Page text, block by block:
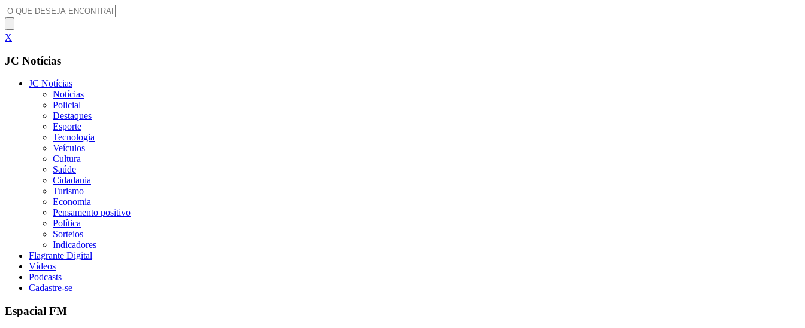
X
JC Notícias
JC Notícias
Notícias
Policial
Destaques
Esporte
Tecnologia
Veículos
Cultura
Saúde
Cidadania
Turismo
Economia
Pensamento positivo
Política
Sorteios
Indicadores
Flagrante Digital
Vídeos
Podcasts
Cadastre-se
Espacial FM